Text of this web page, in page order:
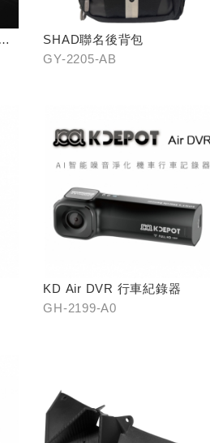
SHAD聯名後背包
GY-2205-AB
KD Air DVR 行車紀錄器
GH-2199-A0